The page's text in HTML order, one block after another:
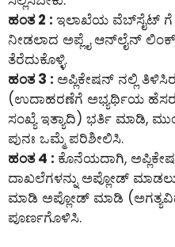
ಹಂತ 2 : ಇಲಾಖೆಯ ವೆಬ್‌ಸೈಟ್ ಗೆ
ನೀಡಲಾದ ಅಪ್ಲೈ ಆನ್‌ಲೈನ್‌
ತೆರೆದುಕೊಳ್ಳಿ.
ಹಂತ 3 : ಅಪ್ಲಿಕೇಷನ್ ನಲ್ಲಿ
(ಉದಾಹರಣೆಗೆ ಅಭ್ಯರ್ಥಿಯ
ಸಂಖ್ಯೆ ಇತ್ಯಾದಿ) ಭರ್ತಿ ಮಾಡಿ,
ಪುನಃ ಒಮ್ಮೆ ಪರಿಶೀಲಿಸಿ.
ಹಂತ 4 : ಕೊನೆಯದಾಗಿ,
ದಾಖಲೆಗಳನ್ನು ಅಪ್ಲೋಡ್ ಮಾಡಲು
ಮಾಡಿ ಅಪ್ಲೋಡ್ ಮಾಡಿ
ಪೂರ್ಣಗೊಳಿಸಿ.